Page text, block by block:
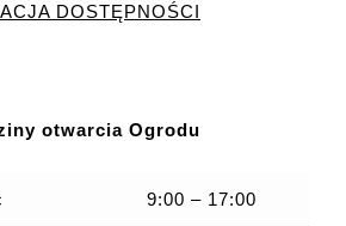
DOSTĘPNOŚCI
otwarcia Ogrodu
9:00 – 17:00